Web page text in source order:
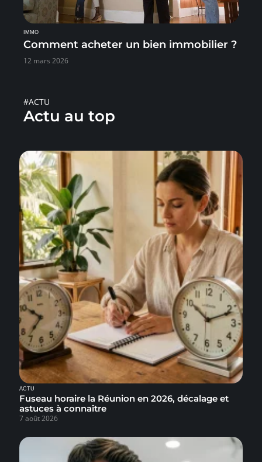
IMMO
Comment acheter un bien immobilier ?
12 mars 2026
#ACTU
Actu au top
ACTU
Fuseau horaire la Réunion en 2026, décalage et
astuces à connaître
7 août 2026